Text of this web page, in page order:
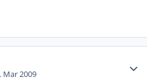
Mar 2009